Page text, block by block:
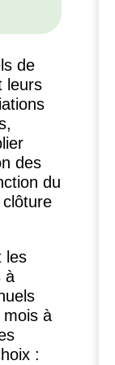
de
leurs
des
du
les
à
à
: